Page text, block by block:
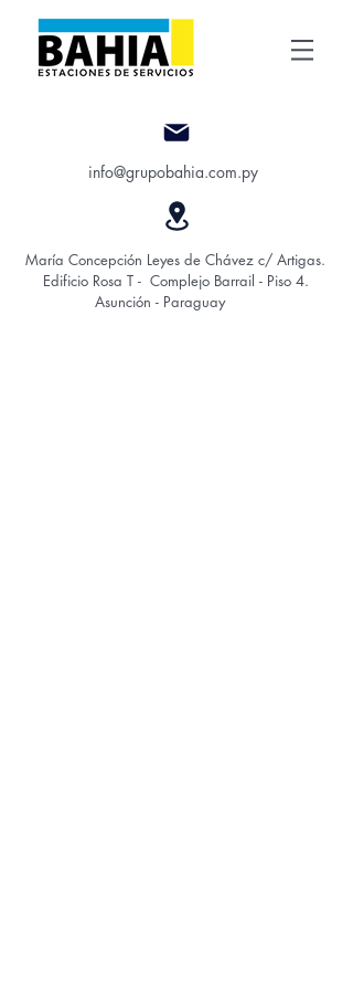
info@grupobahia.com.py
María Concepción Leyes de Chávez c/ Artigas.
Edificio Rosa T - Complejo Barrail - Piso 4.
Asunción - Paraguayguay